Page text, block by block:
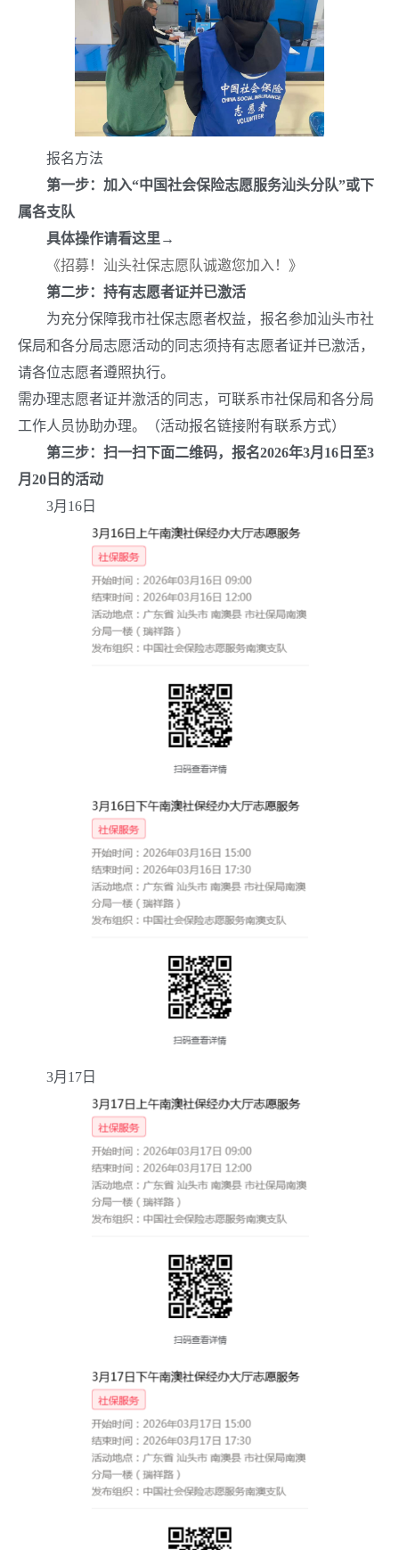
报名方法
第一步：加入“中国社会保险志愿服务汕头分队”或下
属各支队
具体操作请看这里→
《招募！汕头社保志愿队诚邀您加入！》
第二步：持有志愿者证并已激活
为充分保障我市社保志愿者权益，报名参加汕头市社
保局和各分局志愿活动的同志须持有志愿者证并已激活，
请各位志愿者遵照执行。
需办理志愿者证并激活的同志，可联系市社保局和各分局
工作人员协助办理。（活动报名链接附有联系方式）
第三步：扫一扫下面二维码，报名2026年3月 16 日至3
月 20 日的活动
3月 16 日
3月 17 日